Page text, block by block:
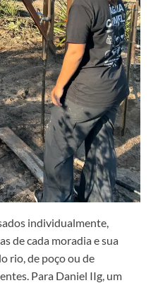
individualmente,
de cada moradia e sua
rio, de poço ou de
Para Daniel IIg, um